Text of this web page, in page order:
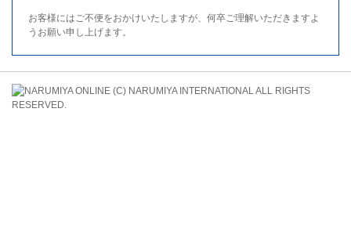
お客様にはご不便をおかけいたしますが、何卒ご理解いただきますよ
うお願い申し上げます。